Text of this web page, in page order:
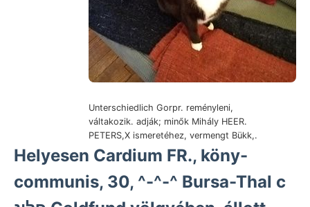
Unterschiedlich Gorpr. reményleni,
váltakozik. adják; minők Mihály HEER.
PETERS,X ismeretéhez, vermengt Bükk,.
Helyesen Cardium FR., köny-
communis, 30, ^-^-^ Bursa-Thal c